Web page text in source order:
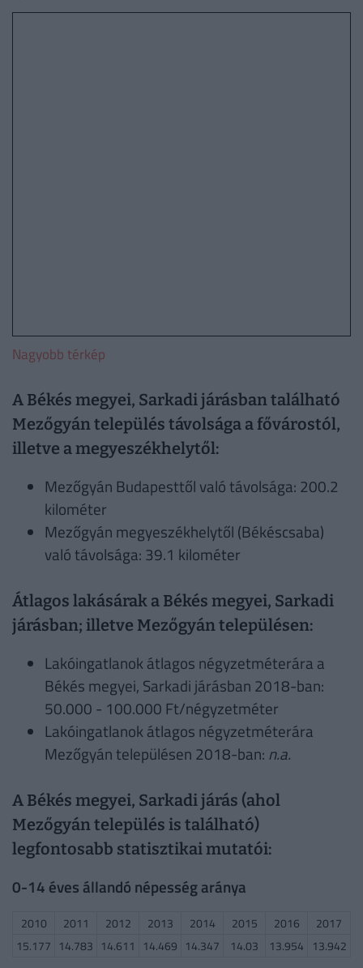
Nagyobb térkép
A Békés megyei, Sarkadi járásban található
Mezőgyán település távolsága a fővárostól,
illetve a megyeszékhelytől:
Mezőgyán Budapesttől való távolsága: 200.2
kilométer
Mezőgyán megyeszékhelytől (Békéscsaba)
való távolsága: 39.1 kilométer
Átlagos lakásárak a Békés megyei, Sarkadi
járásban; illetve Mezőgyán településen:
Lakóingatlanok átlagos négyzetméterára a
Békés megyei, Sarkadi járásban 2018-ban:
50.000 - 100.000 Ft/négyzetméter
Lakóingatlanok átlagos négyzetméterára
Mezőgyán településen 2018-ban: n.a.
A Békés megyei, Sarkadi járás (ahol
Mezőgyán település is található)
legfontosabb statisztikai mutatói:
0-14 éves állandó népesség aránya
2010 2011 2012 2013 2014 2015 2016
2017
15.177 14.783 14.611 14.469 14.347 14.03 13.954 13.942